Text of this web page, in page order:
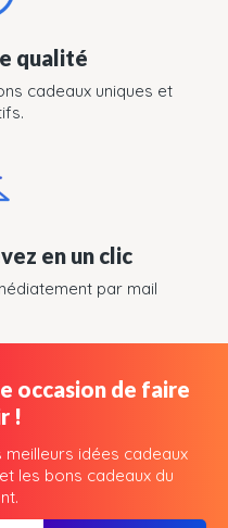
qualité
cadeaux uniques et
en un clic
par mail
occasion de faire
!
idées cadeaux
les bons cadeaux du